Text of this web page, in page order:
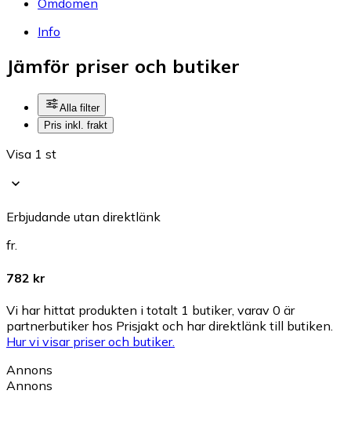
Info
Jämför priser och butiker
Alla filter
Pris inkl. frakt
Visa 1 st
Erbjudande utan direktlänk
fr.
782 kr
Vi har hittat produkten i totalt 1 butiker, varav 0 är
partnerbutiker hos Prisjakt och har direktlänk till butiken.
Hur vi visar priser och butiker.
Annons
Annons